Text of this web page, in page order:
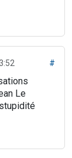
#
Le